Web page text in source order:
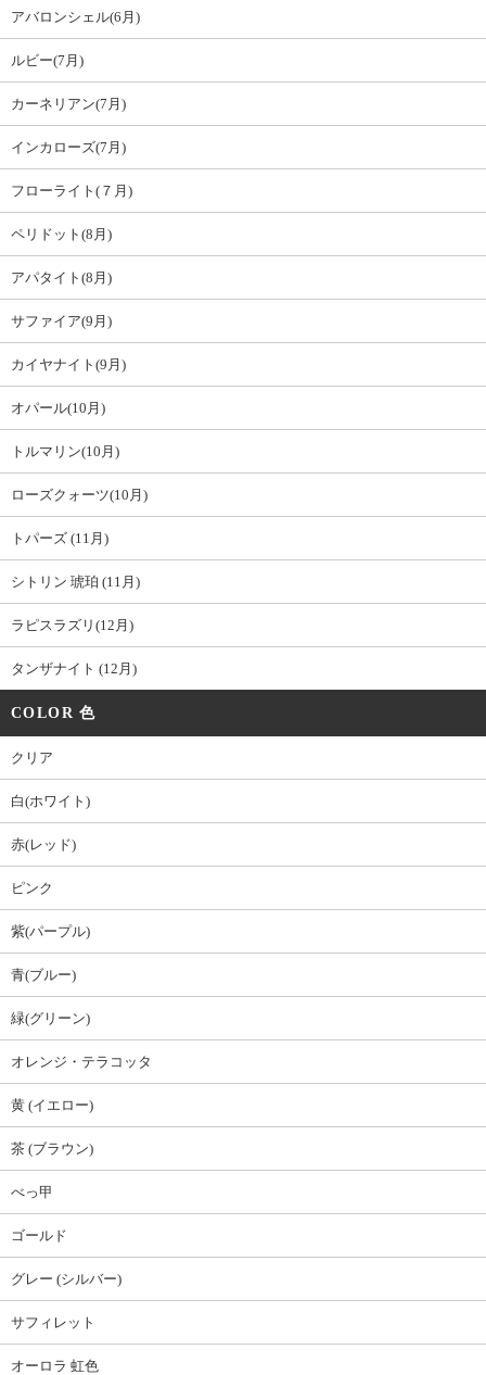
アバロンシェル(6月)
ルビー(7月)
カーネリアン(7月)
インカローズ(7月)
フローライト(７月)
ペリドット(8月)
アパタイト(8月)
サファイア(9月)
カイヤナイト(9月)
オパール(10月)
トルマリン(10月)
ローズクォーツ(10月)
トパーズ (11月)
シトリン 琥珀 (11月)
ラピスラズリ(12月)
タンザナイト (12月)
COLOR 色
クリア
白(ホワイト)
赤(レッド)
ピンク
紫(パープル)
青(ブルー)
緑(グリーン)
オレンジ・テラコッタ
黄 (イエロー)
茶 (ブラウン)
べっ甲
ゴールド
グレー (シルバー)
サフィレット
オーロラ 虹色